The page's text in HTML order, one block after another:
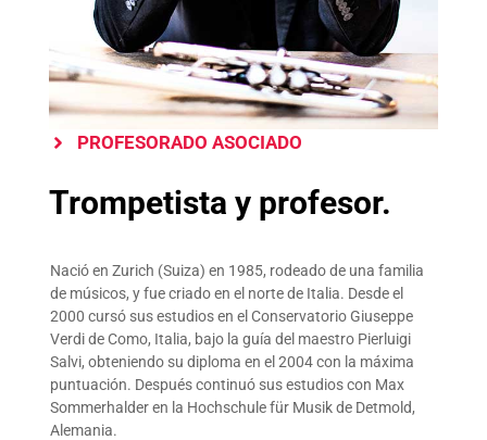
PROFESORADO ASOCIADO
Trompetista y profesor.
Nació en Zurich (Suiza) en 1985, rodeado de una familia
de músicos, y fue criado en el norte de Italia. Desde el
2000 cursó sus estudios en el Conservatorio Giuseppe
Verdi de Como, Italia, bajo la guía del maestro Pierluigi
Salvi, obteniendo su diploma en el 2004 con la máxima
puntuación. Después continuó sus estudios con Max
Sommerhalder en la Hochschule für Musik de Detmold,
Alemania.